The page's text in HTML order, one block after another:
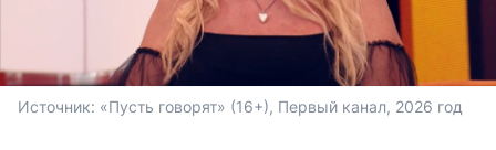
Источник: «Пусть говорят» (16+), Первый канал, 2026 год